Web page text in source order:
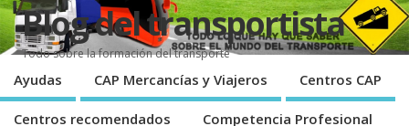
Blog del transportista
Todo sobre la formación del transporte
Ayudas CAP Mercancí­as y Viajeros Centros CAP
Centros recomendados Competencia Profesional